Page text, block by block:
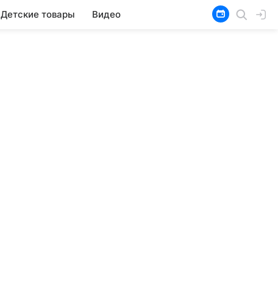
Детские товары Видео